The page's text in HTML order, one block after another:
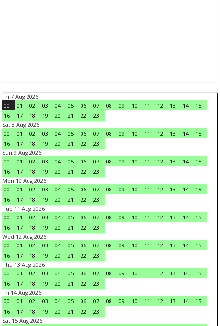
Fri 7 Aug 2026
00
01 02 03 04 05 06 07 08 09 10 11 12 13 14
15
16
17 18 19 20 21 22
23
Sat 8 Aug 2026
00
01 02 03 04 05 06 07 08 09 10 11 12 13 14
15
16
17 18 19 20 21 22
23
Sun 9 Aug 2026
00
01 02 03 04 05 06 07 08 09 10 11 12 13 14
15
16
17 18 19 20 21 22
23
Mon 10 Aug 2026
00
01 02 03 04 05 06 07 08 09 10 11 12 13 14
15
16
17 18 19 20 21 22
23
Tue 11 Aug 2026
00
01 02 03 04 05 06 07 08 09 10 11 12 13 14
15
16
17 18 19 20 21 22
23
Wed 12 Aug 2026
00
01 02 03 04 05 06 07 08 09 10 11 12 13 14
15
16
17 18 19 20 21 22
23
Thu 13 Aug 2026
00
01 02 03 04 05 06 07 08 09 10 11 12 13 14
15
16
17 18 19 20 21 22
23
Fri 14 Aug 2026
00
01 02 03 04 05 06 07 08 09 10 11 12 13 14
15
16
17 18 19 20 21 22
23
Sat 15 Aug 2026